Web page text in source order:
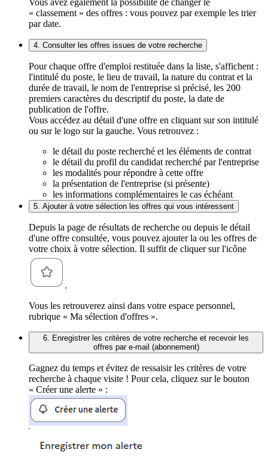
« classement » des offres : vous pouvez par exemple les trier
par date.
4. Consulter les offres issues de votre recherche
Pour chaque offre d'emploi restituée dans la liste, s'affichent :
l'intitulé du poste, le lieu de travail, la nature du contrat et la
durée de travail, le nom de l'entreprise si précisé, les 200
premiers caractères du descriptif du poste, la date de
publication de l'offre.
Vous accédez au détail d'une offre en cliquant sur son intitulé
ou sur le logo sur la gauche. Vous retrouvez :
le détail du poste recherché et les éléments de contrat
le détail du profil du candidat recherché par l'entreprise
les modalités pour répondre à cette offre
la présentation de l'entreprise (si présente)
les informations complémentaires le cas échéant
5. Ajouter à votre sélection les offres qui vous intéressent
Depuis la page de résultats de recherche ou depuis le détail
d'une offre consultée, vous pouvez ajouter la ou les offres de
votre choix à votre sélection. Il suffit de cliquer sur l'icône
.
Vous les retrouverez ainsi dans votre espace personnel,
rubrique « Ma sélection d'offres ».
6. Enregistrer les critères de votre recherche et recevoir les
offres par e-mail (abonnement)
Gagnez du temps et évitez de ressaisir les critères de votre
recherche à chaque visite ! Pour cela, cliquez sur le bouton
« Créer une alerte » :